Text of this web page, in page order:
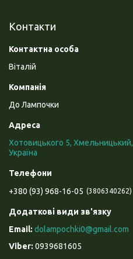
Контакти
Віталій
До Лампочки
Хотовицького 5, Хмельницький,
Україна
+380 (93) 968-16-05 3806340262
dolampochki0@gmail.com
0939681605